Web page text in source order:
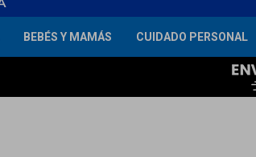
BEBÉS Y MAMÁS CUIDADO PERSONAL